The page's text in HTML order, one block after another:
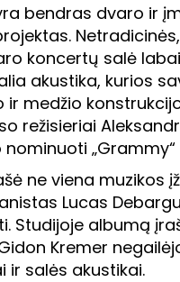
bendras dvaro ir
koncertų salė
akustika, kurios
ir medžio
režisieriai
ne viena muzikos
Lucas
Studijoje albumą
Kremer
ir salės akustikai.